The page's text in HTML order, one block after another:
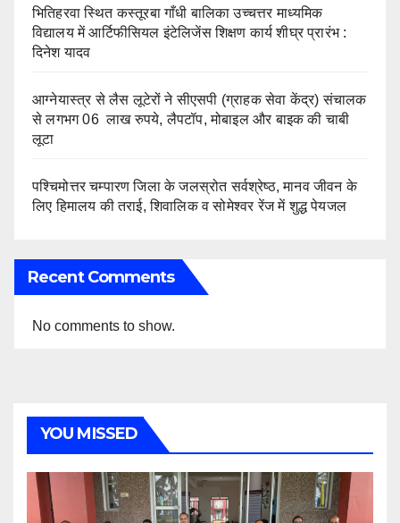
भितिहरवा स्थित कस्तूरबा गाँधी बालिका उच्चत्तर माध्यमिक
विद्यालय में आर्टिफीसियल इंटेलिजेंस शिक्षण कार्य शीघ्र प्रारंभ :
दिनेश यादव
आग्नेयास्त्र से लैस लूटेरों ने सीएसपी (ग्राहक सेवा केंद्र) संचालक
से लगभग 06 लाख रुपये, लैपटॉप, मोबाइल और बाइक की चाबी
लूटा
पश्चिमोत्तर चम्पारण जिला के जलस्रोत सर्वश्रेष्ठ, मानव जीवन के
लिए हिमालय की तराई, शिवालिक व सोमेश्वर रेंज में शुद्ध पेयजल
Recent Comments
No comments to show.
YOU MISSED